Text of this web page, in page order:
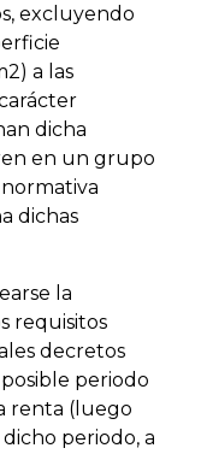
excluyendo
a las
dicha
en un grupo
dichas
la
requisitos
decretos
periodo
renta (luego
periodo, a